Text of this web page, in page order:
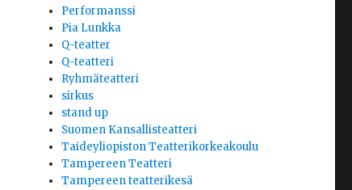
Performanssi
Pia Lunkka
Q-teatter
Q-teatteri
Ryhmäteatteri
sirkus
stand up
Suomen Kansallisteatteri
Taideyliopiston Teatterikorkeakoulu
Tampereen Teatteri
Tampereen teatterikesä